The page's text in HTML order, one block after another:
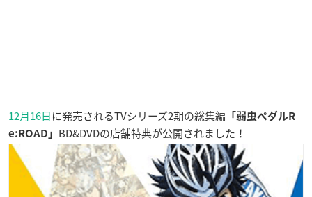
12月16日に発売されるTVシリーズ2期の総集編 「弱虫ペダルR
e:ROAD」 BD&DVDの店舗特典が公開されました！